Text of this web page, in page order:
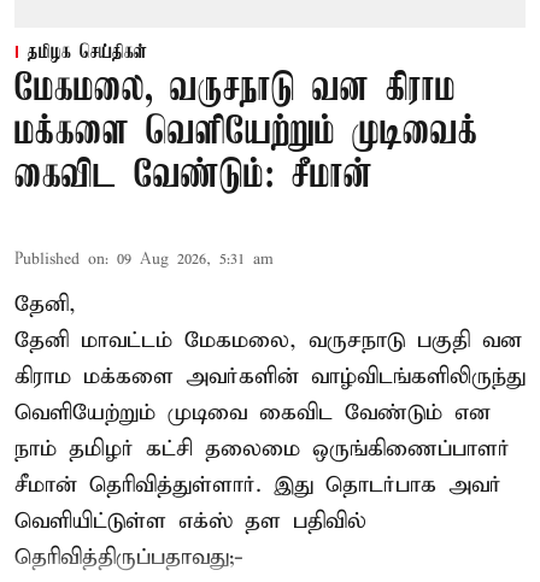
தமிழக செய்திகள்
மேகமலை, வருசநாடு வன கிராம
மக்களை வெளியேற்றும் முடிவைக்
கைவிட வேண்டும்: சீமான்
Published on: 09 Aug 2026, 5:31 am
தேனி,
தேனி மாவட்டம் மேகமலை, வருசநாடு பகுதி வன
கிராம மக்களை அவர்களின் வாழ்விடங்களிலிருந்து
வெளியேற்றும் முடிவை கைவிட வேண்டும் என
நாம் தமிழர் கட்சி தலைமை ஒருங்கிணைப்பாளர்
சீமான் தெரிவித்துள்ளார். இது தொடர்பாக அவர்
வெளியிட்டுள்ள எக்ஸ் தள பதிவில்
தெரிவித்திருப்பதாவது;-